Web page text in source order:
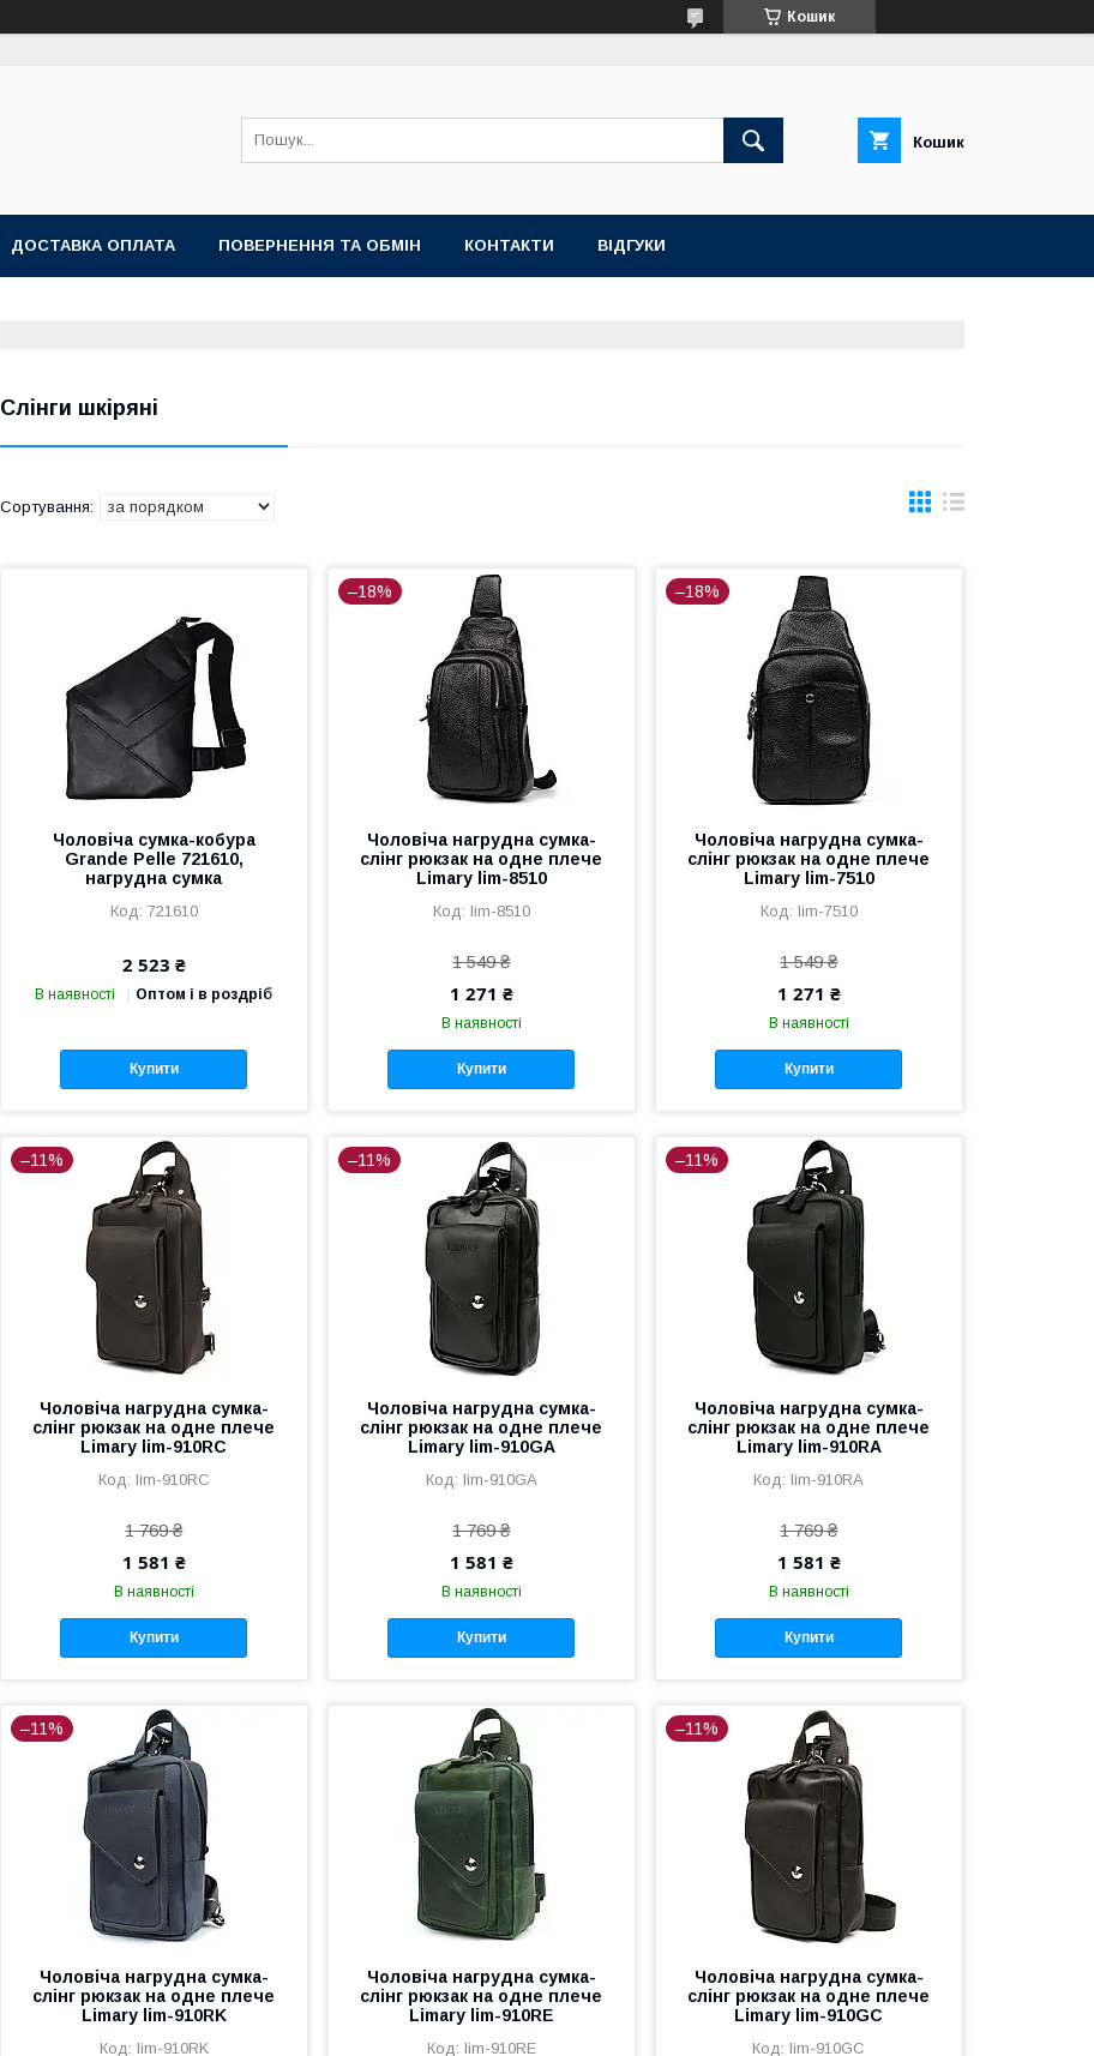
Кошик
Кошик
ДОСТАВКА ОПЛАТА ПОВЕРНЕННЯ ТА ОБМІН КОНТАКТИ ВІДГУКИ
Слінги шкіряні
Чоловіча сумка-кобура
Grande Pelle 721610,
нагрудна сумка
721610
2 523 ₴
В наявності Оптом і в роздріб
Купити
–18%
Чоловіча нагрудна сумка-
слінг рюкзак на одне плече
Limary lim-8510
lim-8510
1 549 ₴
1 271 ₴
В наявності
Купити
–18%
Чоловіча нагрудна сумка-
слінг рюкзак на одне плече
Limary lim-7510
lim-7510
1 549 ₴
1 271 ₴
В наявності
Купити
–11%
Чоловіча нагрудна сумка-
слінг рюкзак на одне плече
Limary lim-910RC
lim-910RC
1 769 ₴
1 581 ₴
В наявності
Купити
–11%
Чоловіча нагрудна сумка-
слінг рюкзак на одне плече
Limary lim-910GA
lim-910GA
1 769 ₴
1 581 ₴
В наявності
Купити
–11%
Чоловіча нагрудна сумка-
слінг рюкзак на одне плече
Limary lim-910RA
lim-910RA
1 769 ₴
1 581 ₴
В наявності
Купити
–11%
Чоловіча нагрудна сумка-
слінг рюкзак на одне плече
Limary lim-910RK
lim-910RK
Чоловіча нагрудна сумка-
слінг рюкзак на одне плече
Limary lim-910RE
lim-910RE
–11%
Чоловіча нагрудна сумка-
слінг рюкзак на одне плече
Limary lim-910GC
lim-910GC